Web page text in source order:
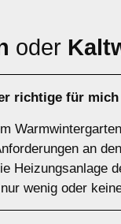
oder
richtige für
an
Heizungsanlage
wenig oder